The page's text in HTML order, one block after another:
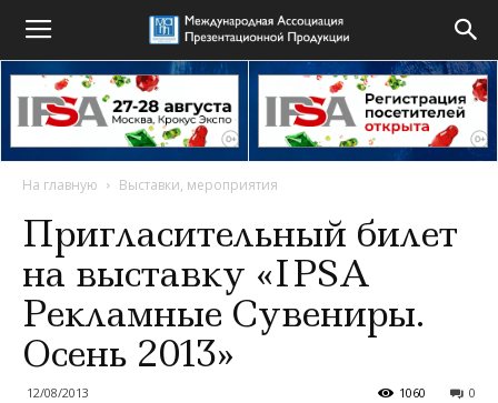
На главную Выставки, мероприятия
Пригласительный билет
на выставку «IPSA
Рекламные Сувениры.
Осень 2013»
12/08/2013 0
1060